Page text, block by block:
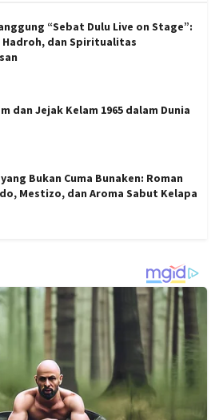
“Sebat Dulu Live on Stage”:
Hadroh, dan Spiritualitas
dan Jejak Kelam 1965 dalam Dunia
Bukan Cuma Bunaken: Roman
Mestizo, dan Aroma Sabut Kelapa